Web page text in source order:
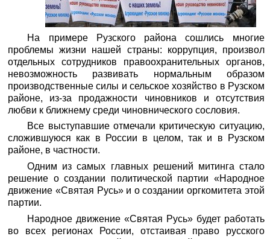
На примере Рузского района сошлись многие
проблемы жизни нашей страны: коррупция, произвол
отдельных сотрудников правоохранительных органов,
невозможность развивать нормальным образом
производственные силы и сельское хозяйство в Рузском
районе, из-за продажности чиновников и отсутствия
любви к ближнему среди чиновнического сословия.
Все выступавшие отмечали критическую ситуацию,
сложившуюся как в России в целом, так и в Рузском
районе, в частности.
Одним из самых главных решений митинга стало
решение о создании политической партии «Народное
движение «Святая Русь» и о создании оргкомитета этой
партии.
Народное движение «Святая Русь» будет работать
во всех регионах России, отстаивая право русского